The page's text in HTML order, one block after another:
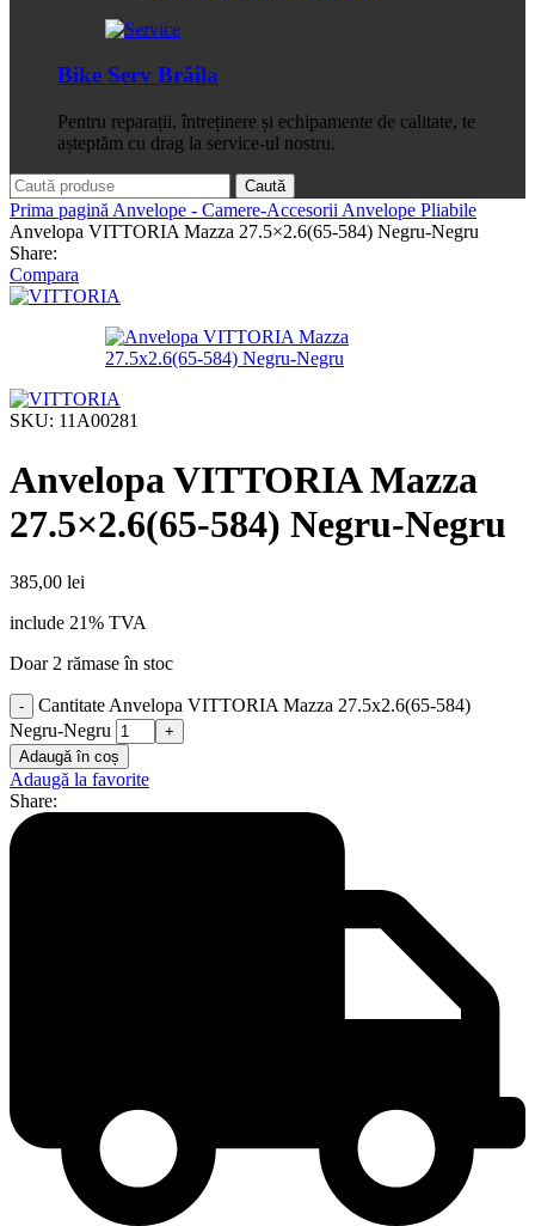
Bike Serv Brăila
Pentru reparații, întreținere și echipamente de calitate, te
așteptăm cu drag la service-ul nostru.
Caută
Prima pagină Anvelope - Camere-Accesorii Anvelope Pliabile
Anvelopa VITTORIA Mazza 27.5×2.6(65-584) Negru-Negru
Share:
Compara
SKU: 11A00281
Anvelopa VITTORIA Mazza
27.5×2.6(65-584) Negru-Negru
385,00 lei
include 21% TVA
Doar 2 rămase în stoc
Cantitate Anvelopa VITTORIA Mazza 27.5x2.6(65-584)
Negru-Negru
Adaugă în coș
Adaugă la favorite
Share: